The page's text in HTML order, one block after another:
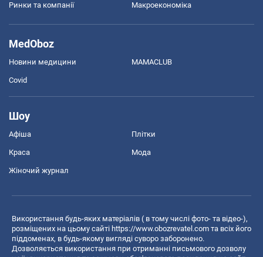
Ринки та компанії Макроекономіка
MedOboz
Новини медицини MAMACLUB
Covid
Шоу
Афіша Плітки
Краса Мода
Жіночий журнал
Використання будь-яких матеріалів ( в тому числі фото- та відео-),
розміщених на цьому сайті https://www.obozrevatel.com та всіх його
піддоменах, в будь-якому вигляді суворо заборонено.
Дозволяється використання при отриманні письмового дозволу